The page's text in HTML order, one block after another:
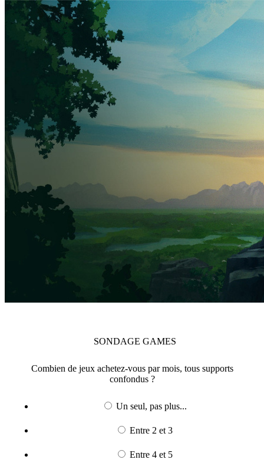
SONDAGE GAMES
Combien de jeux achetez-vous par mois, tous supports
confondus ?
Un seul, pas plus...
Entre 2 et 3
Entre 4 et 5